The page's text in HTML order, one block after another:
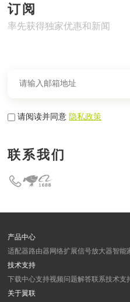
订阅
率先获得独家优惠和新闻
请阅读并同意隐私政策
联系我们
产品中心
适配器路由器 网络扩展信号放大器智能
技术支持
下载中心支持视频问题解答联系技术支
关于翼联